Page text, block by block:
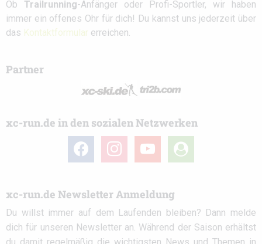
Ob Trailrunning-Anfänger oder Profi-Sportler, wir haben
immer ein offenes Ohr für dich! Du kannst uns jederzeit über
das Kontaktformular erreichen.
Partner
xc-run.de in den sozialen Netzwerken
facebook instagram youtube
user-
circle
xc-run.de Newsletter Anmeldung
Du willst immer auf dem Laufenden bleiben? Dann melde
dich für unseren Newsletter an. Während der Saison erhältst